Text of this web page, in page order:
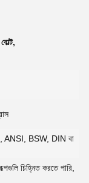
,
ANSI, BSW, DIN বা
চিহ্নিত করতে পারি,